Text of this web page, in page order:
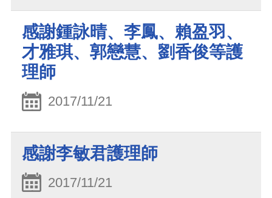
感謝鍾詠晴、李鳳、賴盈羽、
才雅琪、郭戀慧、劉香俊等護
理師
2017/11/21
感謝李敏君護理師
2017/11/21